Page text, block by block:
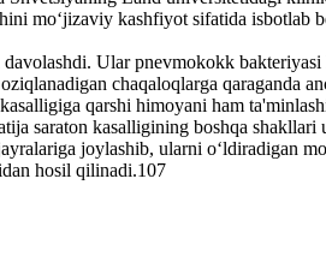
mo‘jizaviy kashfiyot sifatida isbotlab
Ular pnevmokokk
chaqaloqlarga qaraganda
qarshi himoyani ham
saraton kasalligining boshqa
joylashib, ularni o‘ldiradigan
hosil qilinadi.107